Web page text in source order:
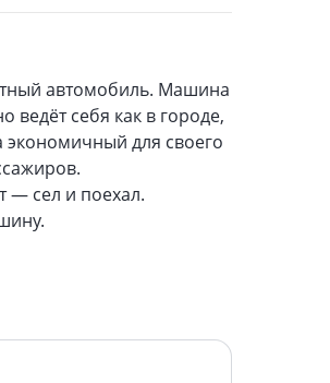
автомобиль. Машина
ведёт себя как в городе,
экономичный для своего
— сел и поехал.